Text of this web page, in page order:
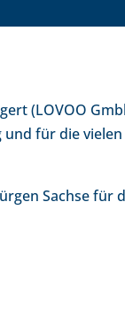
(LOVOO
und für die
Sachse für